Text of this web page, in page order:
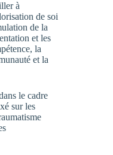
à
de soi
de la
et les
la
et la
le cadre
sur les